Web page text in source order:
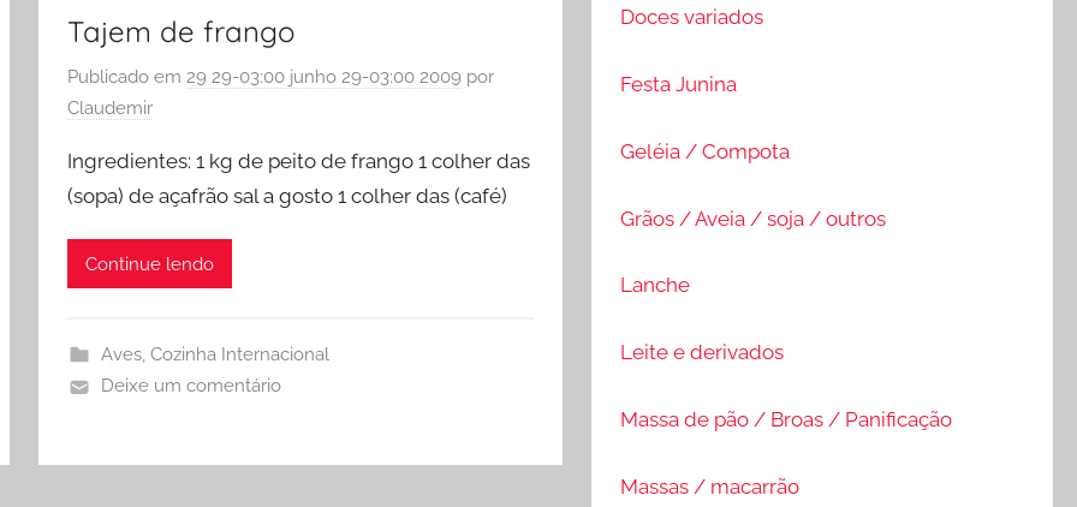
Tajem de frango
Publicado em 29 29-03:00 junho 29-03:00 2009 por
Claudemir
Ingredientes: 1 kg de peito de frango 1 colher das
(sopa) de açafrão sal a gosto 1 colher das (café)
Continue lendo
Aves, Cozinha Internacional
Deixe um comentário
Doces variados
Festa Junina
Geléia / Compota
Grãos / Aveia / soja / outros
Lanche
Leite e derivados
Massa de pão / Broas / Panificação
Massas / macarrão